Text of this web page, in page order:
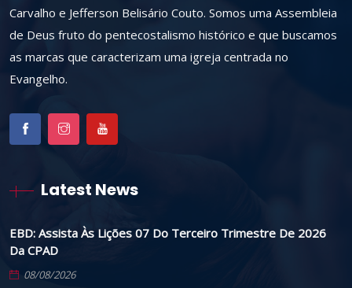
Carvalho e Jefferson Belisário Couto. Somos uma Assembleia
de Deus fruto do pentecostalismo histórico e que buscamos
as marcas que caracterizam uma igreja centrada no
Evangelho.
Latest News
EBD: Assista Às Lições 07 Do Terceiro Trimestre De 2026
Da CPAD
08/08/2026